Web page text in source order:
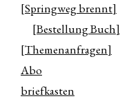
[Springweg brennt]
[Bestellung Buch]
[Themenanfragen]
Abo
briefkasten